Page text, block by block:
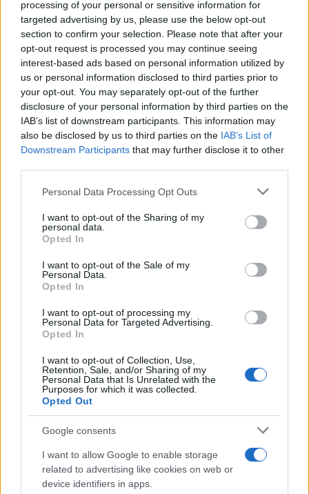
processing of your personal or sensitive information for
targeted advertising by us, please use the below opt-out
section to confirm your selection. Please note that after your
opt-out request is processed you may continue seeing
interest-based ads based on personal information utilized by
us or personal information disclosed to third parties prior to
your opt-out. You may separately opt-out of the further
disclosure of your personal information by third parties on the
IAB’s list of downstream participants. This information may
also be disclosed by us to third parties on the IAB’s List of
Downstream Participants that may further disclose it to other
Please note that this website/app uses one or more Google
not limited to your visit or usage behaviour. You may click to
grant or deny consent to Google and its third-party tags to
use your data for below specified purposes in below Google
consent section.
Personal Data Processing Opt Outs
I want to opt-out of the Sharing of my
personal data.
Opted In
I want to opt-out of the Sale of my
Personal Data.
Opted In
I want to opt-out of processing my
Personal Data for Targeted Advertising.
Opted In
I want to opt-out of Collection, Use,
Retention, Sale, and/or Sharing of my
Personal Data that Is Unrelated with the
Purposes for which it was collected.
Opted Out
Google consents
I want to allow Google to enable storage
related to advertising like cookies on web or
device identifiers in apps.
locandine teatrali.
Continua a leggere
NEWS